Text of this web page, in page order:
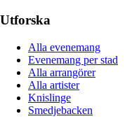
Utforska
Alla evenemang
Evenemang per stad
Alla arrangörer
Alla artister
Knislinge
Smedjebacken